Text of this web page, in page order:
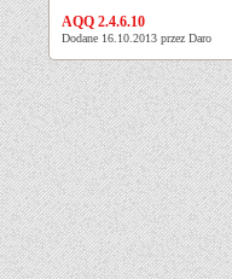
AQQ 2.4.6.10
Dodane 16.10.2013 przez Daro